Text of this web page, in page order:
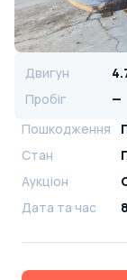
Двигун
Пробіг
—
Пошкодження
Стан
Аукціон
Дата та час